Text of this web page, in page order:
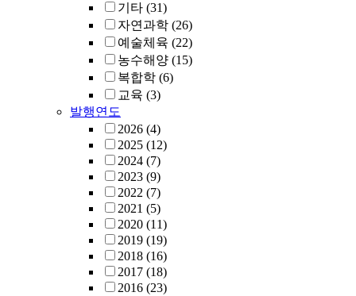
기타 (31)
자연과학 (26)
예술체육 (22)
농수해양 (15)
복합학 (6)
교육 (3)
발행연도
2026 (4)
2025 (12)
2024 (7)
2023 (9)
2022 (7)
2021 (5)
2020 (11)
2019 (19)
2018 (16)
2017 (18)
2016 (23)